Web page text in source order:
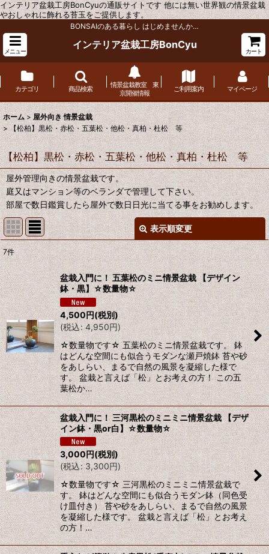
インテリア盆栽工房BonCyuの通販サイトです 他には無い世界観の情景盆栽
やおしゃれに飾れる苔玉をご提供します。
BONSAIのある暮らし はじめませんか…
メニュー
インテリア盆栽工房BonCyu
カート
カテゴリ 商品検索
情景盆栽教室 東
京開催情報
ご利用案内 マイページ
ホーム > 屋外向き 情景盆栽
> 【松柏】黒松・赤松・五葉松・他松・真柏・杜松 等
【松柏】黒松・赤松・五葉松・他松・真柏・杜松 等
屋外管理向きの情景盆栽です。
庭又はマンション等のベランダで管理して下さい。
部屋で数日鑑賞したら屋外で数日日光に当てる事をお勧めします。
表示順変更
表示数 :
並び順
絞り込む
7件
盆栽入門に！ 五葉松のミニ情景盆栽 【デザイン
鉢・黒】☆数量物☆
4,500円(税別)
(税込: 4,950円)
☆数量物です☆ 五葉松のミニ情景盆栽です。 鉢
はどんな空間にも似合うモダンな瀬戸焼鉢 苔や砂
をあしらい、まるで自然の風景を凝縮した様で
す。 盆栽と言えば「松」とお考えの方！ この五
葉松か…
盆栽入門に！ 三河黒松のミニミニ情景盆栽 【デザ
イン鉢・黒or白】☆数量物☆
3,000円(税別)
(税込: 3,300円)
☆数量物です☆ 三河黒松のミニミニ情景盆栽で
す。 鉢はどんな空間にも似合うモダン鉢（同色受
け皿付き） 苔や砂をあしらい、まるで自然の風景
を凝縮した様です。 盆栽と言えば「松」とお考え
の方！…